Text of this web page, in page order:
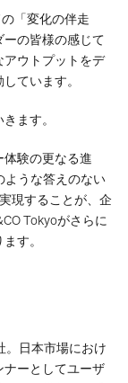
「変化の伴走
の皆様の感じて
アウトプットをデ
ています。
ます。
体験の更なる進
ような答えのない
現することが、企
Tokyoがさらに
す。
。日本市場におけ
ーとしてユーザ